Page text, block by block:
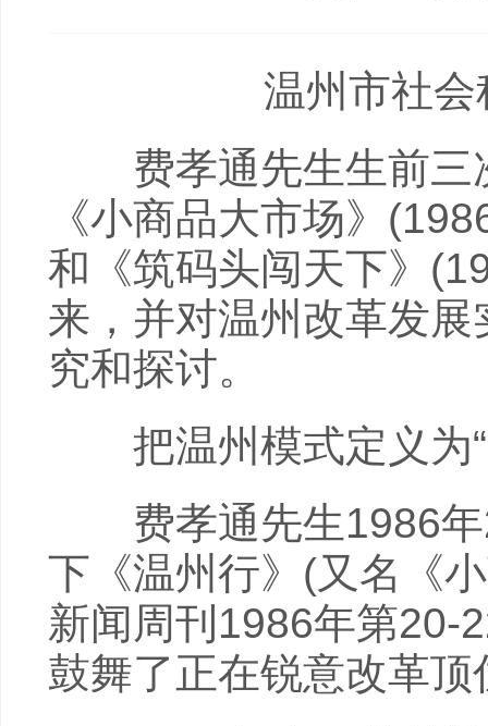
温州市社会
费孝通先生生前三
《小商品大市场》
和《筑码头闯天下》
来，并对温州改革发
究和探讨。
把温州模式定义为“
费孝通先生1986年2
下《温州行》(又名《
新闻周刊1986年第20-
鼓舞了正在锐意改革